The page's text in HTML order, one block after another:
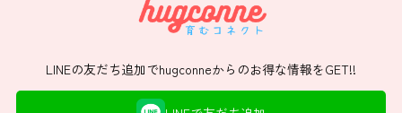
LINEの友だち追加でhugconneからのお得な情報をGET!!